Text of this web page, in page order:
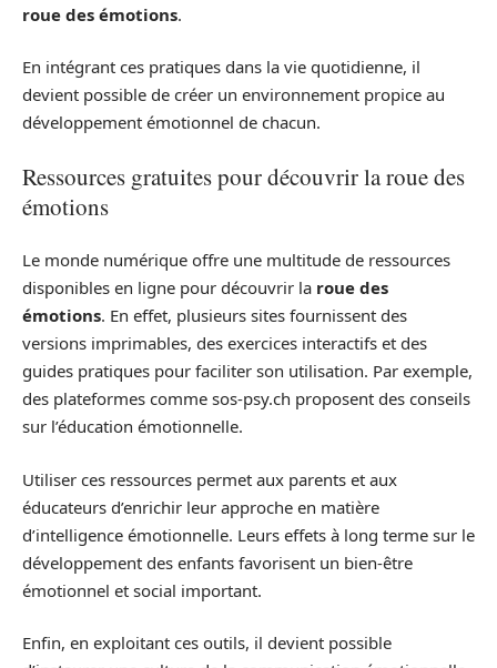
roue des émotions.
En intégrant ces pratiques dans la vie quotidienne, il
devient possible de créer un environnement propice au
développement émotionnel de chacun.
Ressources gratuites pour découvrir la roue des
émotions
Le monde numérique offre une multitude de ressources
disponibles en ligne pour découvrir la roue des
émotions. En effet, plusieurs sites fournissent des
versions imprimables, des exercices interactifs et des
guides pratiques pour faciliter son utilisation. Par exemple,
des plateformes comme sos-psy.ch proposent des conseils
sur l’éducation émotionnelle.
Utiliser ces ressources permet aux parents et aux
éducateurs d’enrichir leur approche en matière
d’intelligence émotionnelle. Leurs effets à long terme sur le
développement des enfants favorisent un bien-être
émotionnel et social important.
Enfin, en exploitant ces outils, il devient possible